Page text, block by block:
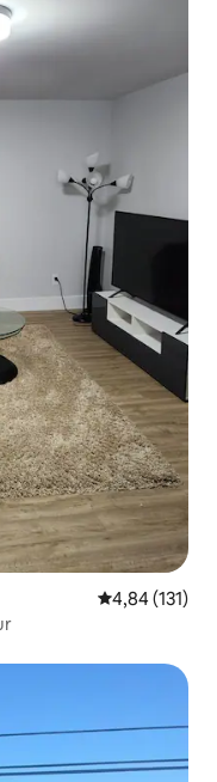
Nilai rata-rata
4,84 (131)